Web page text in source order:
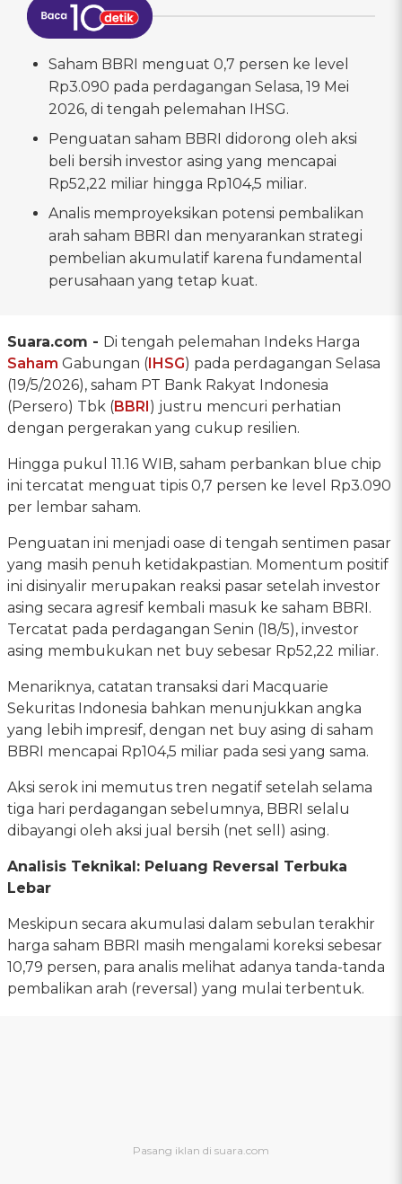
Saham BBRI menguat 0,7 persen ke level
Rp3.090 pada perdagangan Selasa, 19 Mei
2026, di tengah pelemahan IHSG.
Penguatan saham BBRI didorong oleh aksi
beli bersih investor asing yang mencapai
Rp52,22 miliar hingga Rp104,5 miliar.
Analis memproyeksikan potensi pembalikan
arah saham BBRI dan menyarankan strategi
pembelian akumulatif karena fundamental
perusahaan yang tetap kuat.
Suara.com - Di tengah pelemahan Indeks Harga
Saham Gabungan (IHSG) pada perdagangan Selasa
(19/5/2026), saham PT Bank Rakyat Indonesia
(Persero) Tbk (BBRI) justru mencuri perhatian
dengan pergerakan yang cukup resilien.
Hingga pukul 11.16 WIB, saham perbankan blue chip
ini tercatat menguat tipis 0,7 persen ke level Rp3.090
per lembar saham.
Penguatan ini menjadi oase di tengah sentimen pasar
yang masih penuh ketidakpastian. Momentum positif
ini disinyalir merupakan reaksi pasar setelah investor
asing secara agresif kembali masuk ke saham BBRI.
Tercatat pada perdagangan Senin (18/5), investor
asing membukukan net buy sebesar Rp52,22 miliar.
Menariknya, catatan transaksi dari Macquarie
Sekuritas Indonesia bahkan menunjukkan angka
yang lebih impresif, dengan net buy asing di saham
BBRI mencapai Rp104,5 miliar pada sesi yang sama.
Aksi serok ini memutus tren negatif setelah selama
tiga hari perdagangan sebelumnya, BBRI selalu
dibayangi oleh aksi jual bersih (net sell) asing.
Analisis Teknikal: Peluang Reversal Terbuka
Lebar
Meskipun secara akumulasi dalam sebulan terakhir
harga saham BBRI masih mengalami koreksi sebesar
10,79 persen, para analis melihat adanya tanda-tanda
pembalikan arah (reversal) yang mulai terbentuk.